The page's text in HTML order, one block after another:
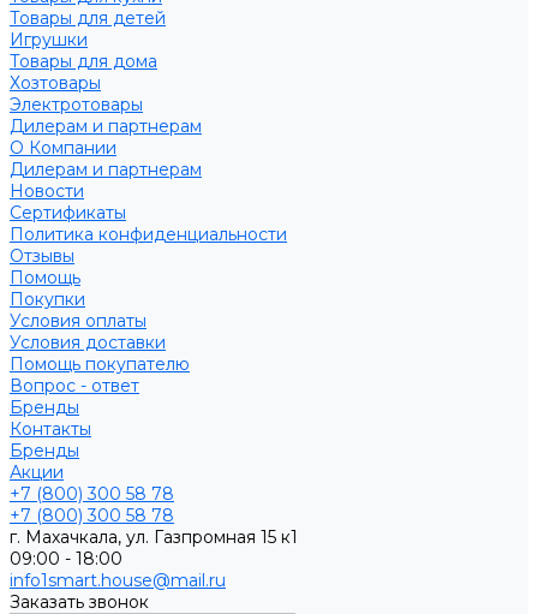
Товары для детей
Игрушки
Товары для дома
Хозтовары
Электротовары
Дилерам и партнерам
О Компании
Дилерам и партнерам
Новости
Сертификаты
Политика конфиденциальности
Отзывы
Помощь
Покупки
Условия оплаты
Условия доставки
Помощь покупателю
Вопрос - ответ
Бренды
Контакты
Бренды
Акции
+7 (800) 300 58 78
+7 (800) 300 58 78
г. Махачкала, ул. Газпромная 15 к1
09:00 - 18:00
info1smart.house@mail.ru
Заказать звонок